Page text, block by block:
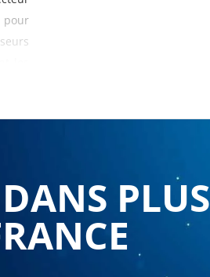
pour
à
de
à
PLUS